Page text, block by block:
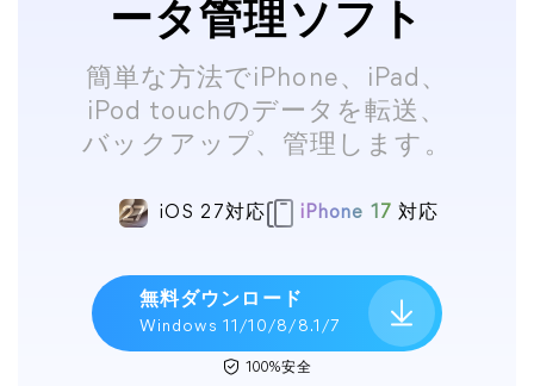
ータ管理ソフト
簡単な方法でiPhone、iPad、
iPod touchのデータを転送、
バックアップ、管理します。
iOS 27対応 iPhone 17 対応
無料ダウンロード
Windows 11/10/8/8.1/7
100%安全